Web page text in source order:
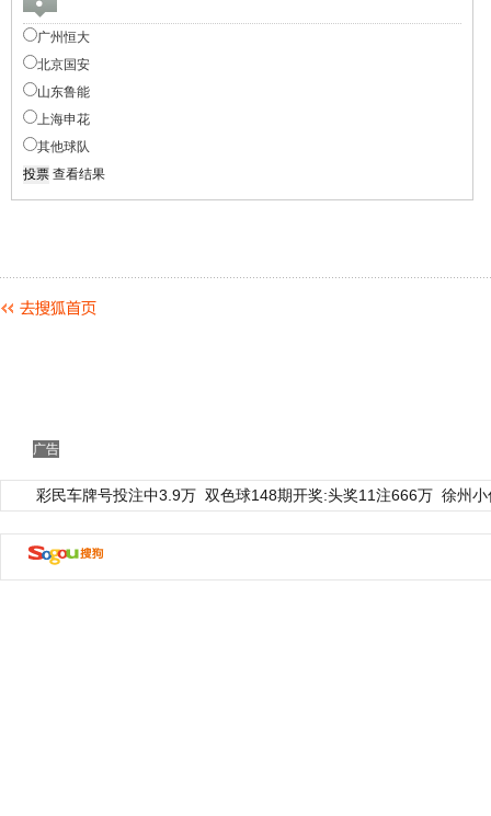
广州恒大
北京国安
山东鲁能
上海申花
其他球队
查看结果
广告
彩民车牌号投注中3.9万 双色球148期开奖:头奖11注666万 徐州